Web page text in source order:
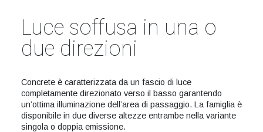
Luce soffusa in una o
due direzioni
Concrete è caratterizzata da un fascio di luce
completamente direzionato verso il basso garantendo
un’ottima illuminazione dell’area di passaggio. La famiglia è
disponibile in due diverse altezze entrambe nella variante
singola o doppia emissione.